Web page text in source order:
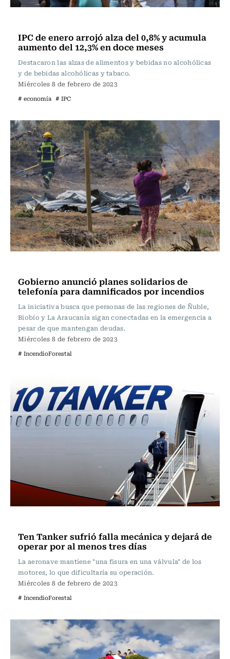
IPC de enero arrojó alza del 0,8% y acumula
aumento del 12,3% en doce meses
Destacaron las alzas de alimentos y bebidas no alcohólicas
y de bebidas alcohólicas y tabaco.
Miércoles 8 de febrero de 2023
# economía # IPC
Gobierno anunció planes solidarios de
telefonía para damnificados por incendios
La iniciativa busca que personas de las regiones de Ñuble,
Biobío y La Araucanía sigan conectadas en la emergencia a
pesar de que mantengan deudas.
Miércoles 8 de febrero de 2023
# IncendioForestal
Ten Tanker sufrió falla mecánica y dejará de
operar por al menos tres días
La aeronave mantiene "una fisura en una válvula" de los
motores, lo que dificultaría su operación.
Miércoles 8 de febrero de 2023
# IncendioForestal